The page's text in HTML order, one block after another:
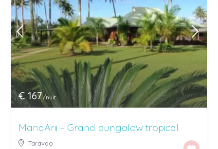
€ 167/nuit
ManaArii – Grand bungalow tropical
Taravao